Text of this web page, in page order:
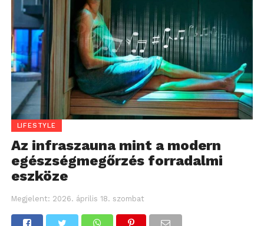
LIFESTYLE
Az infraszauna mint a modern
egészségmegőrzés forradalmi
eszköze
Megjelent: 2026. április 18. szombat